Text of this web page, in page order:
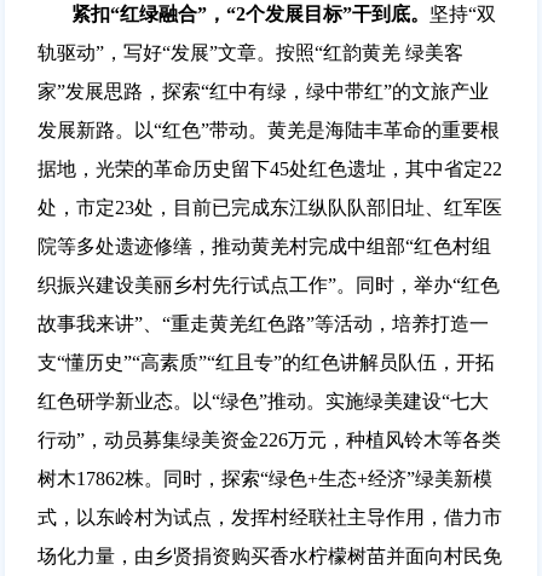
紧扣“红绿融合”，“2个发展目标”干到底。 坚持“双
轨驱动”，写好“发展”文章。按照“红韵黄羌 绿美客
家”发展思路，探索“红中有绿，绿中带红”的文旅产业
发展新路。以“红色”带动。黄羌是海陆丰革命的重要根
据地，光荣的革命历史留下45处红色遗址，其中省定22
处，市定23处，目前已完成东江纵队队部旧址、红军医
院等多处遗迹修缮，推动黄羌村完成中组部“红色村组
织振兴建设美丽乡村先行试点工作”。同时，举办“红色
故事我来讲”、“重走黄羌红色路”等活动，培养打造一
支“懂历史”“高素质”“红且专”的红色讲解员队伍，开拓
红色研学新业态。以“绿色”推动。实施绿美建设“七大
行动”，动员募集绿美资金226万元，种植风铃木等各类
树木17862株。同时，探索“绿色+生态+经济”绿美新模
式，以东岭村为试点，发挥村经联社主导作用，借力市
场化力量，由乡贤捐资购买香水柠檬树苗并面向村民免